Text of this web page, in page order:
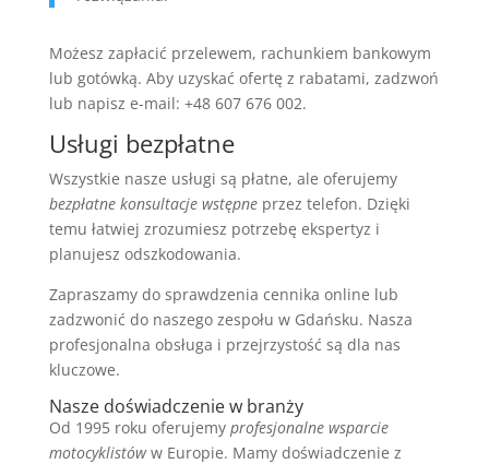
Możesz zapłacić przelewem, rachunkiem bankowym
lub gotówką. Aby uzyskać ofertę z rabatami, zadzwoń
lub napisz e-mail: +48 607 676 002.
Usługi bezpłatne
Wszystkie nasze usługi są płatne, ale oferujemy
bezpłatne konsultacje wstępneprzez telefon. Dzięki
temu łatwiej zrozumiesz potrzebę ekspertyz i
planujesz odszkodowania.
Zapraszamy do sprawdzenia cennika online lub
zadzwonić do naszego zespołu w Gdańsku. Nasza
profesjonalna obsługa i przejrzystość są dla nas
kluczowe.
Nasze doświadczenie w branży
Od 1995 roku oferujemy profesjonalne wsparcie
motocyklistóww Europie. Mamy doświadczenie z